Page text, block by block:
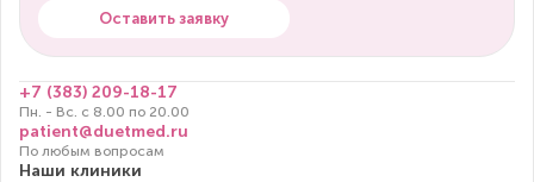
Оставить заявку
+7 (383) 209-18-17
Пн. - Вс. с 8.00 по 20.00
patient@duetmed.ru
По любым вопросам
Наши клиники